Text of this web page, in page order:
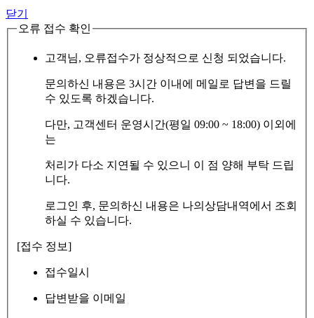
닫기
오류 접수 확인
고객님, 오류접수가 정상적으로 신청 되었습니다.
문의하신 내용은 3시간 이내에 메일로 답변을 드릴
수 있도록 하겠습니다.
다만, 고객센터 운영시간(평일 09:00 ~ 18:00) 이외에
는
처리가 다소 지연될 수 있으니 이 점 양해 부탁 드립
니다.
로그인 후, 문의하신 내용은 나의상담내역에서 조회
하실 수 있습니다.
[접수 정보]
접수일시
답변받을 이메일